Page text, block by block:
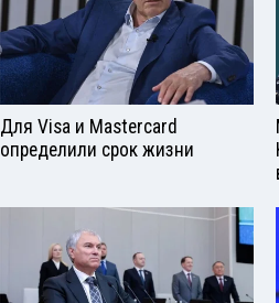
Для Visа и Mastercard
определили срок жизни